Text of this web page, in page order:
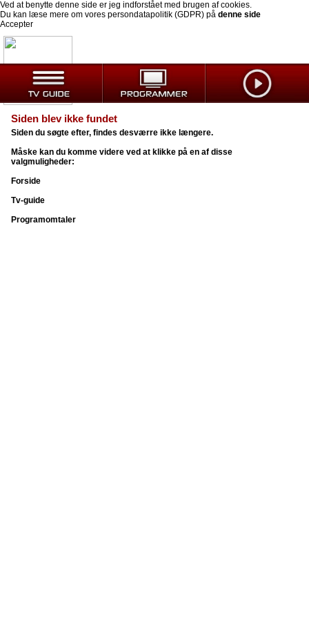
Ved at benytte denne side er jeg indforstået med brugen af cookies.
Du kan læse mere om vores persondatapolitik (GDPR) på denne side
Accepter
Siden blev ikke fundet
Siden du søgte efter, findes desværre ikke længere.
Måske kan du komme videre ved at klikke på en af disse
valgmuligheder:
Forside
Tv-guide
Programomtaler